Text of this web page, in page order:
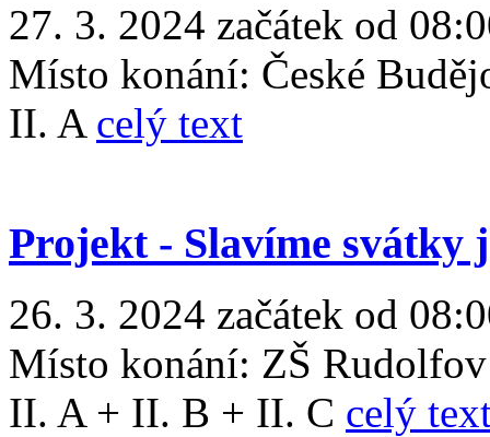
27. 3. 2024 začátek od
Místo konání: České
II. A celý text
Projekt - Slavíme svátky
26. 3. 2024 začátek od
Místo konání: ZŠ Rudolfov
II. A + II. B + II. C celý